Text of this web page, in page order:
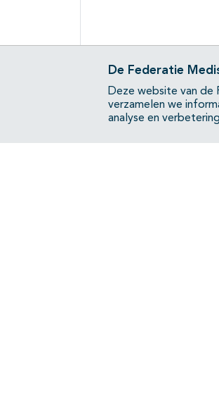
De Federatie
Deze website van de
verzamelen we
analyse en